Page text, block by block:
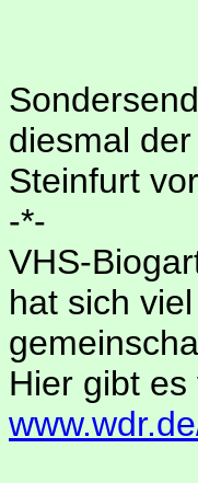
diesmal
Steinfurt
-*-
VHS-
hat sich
Hier gibt